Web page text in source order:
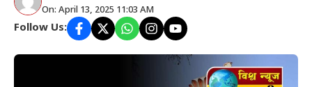
On: April 13, 2025 11:03 AM
Follow Us: